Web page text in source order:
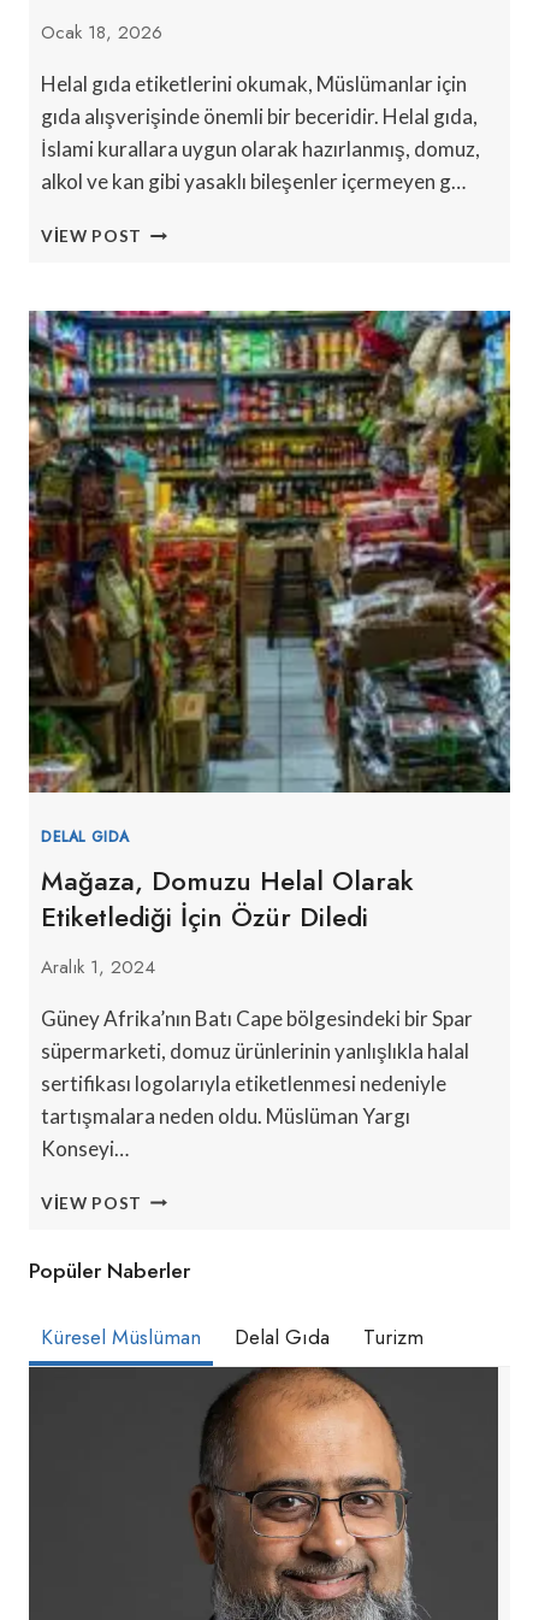
Ocak 18, 2026
Helal gıda etiketlerini okumak, Müslümanlar için
gıda alışverişinde önemli bir beceridir. Helal gıda,
İslami kurallara uygun olarak hazırlanmış, domuz,
alkol ve kan gibi yasaklı bileşenler içermeyen g…
VIEW POST HELAL
DIKKAT
EDILMESI
VE
KAÇINILMASI
GEREKENLER
DELAL GIDA
Mağaza, Domuzu Helal Olarak
Etiketlediği İçin Özür Diledi
Aralık 1, 2024
Güney Afrika’nın Batı Cape bölgesindeki bir Spar
süpermarketi, domuz ürünlerinin yanlışlıkla halal
sertifikası logolarıyla etiketlenmesi nedeniyle
tartışmalara neden oldu. Müslüman Yargı
Konseyi…
VIEW POST MAĞAZA,
OLARAK
ÖZÜR
DILEDI
Popüler Naberler
Küresel Müslüman Delal Gıda Turizm